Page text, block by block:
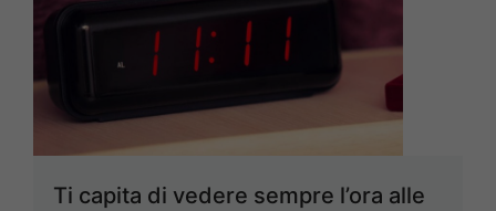
Ti capita di vedere sempre l’ora alle